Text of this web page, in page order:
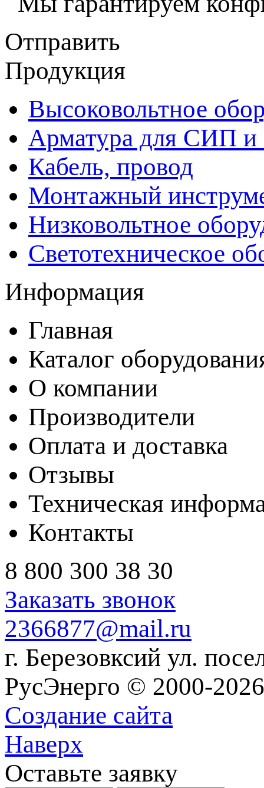
Отправить
Продукция
Высоковольтное
Арматура для СИП
Кабель, провод
Монтажный
Низковольтное
Светотехническое
Информация
Главная
Каталог
О компании
Производители
Оплата и доставка
Отзывы
Техническая
Контакты
8 800 300 38 30
Заказать звонок
2366877@mail.ru
г. Березовксий ул.
РусЭнерго © 2000-
Создание сайта
Наверх
Оставьте заявку